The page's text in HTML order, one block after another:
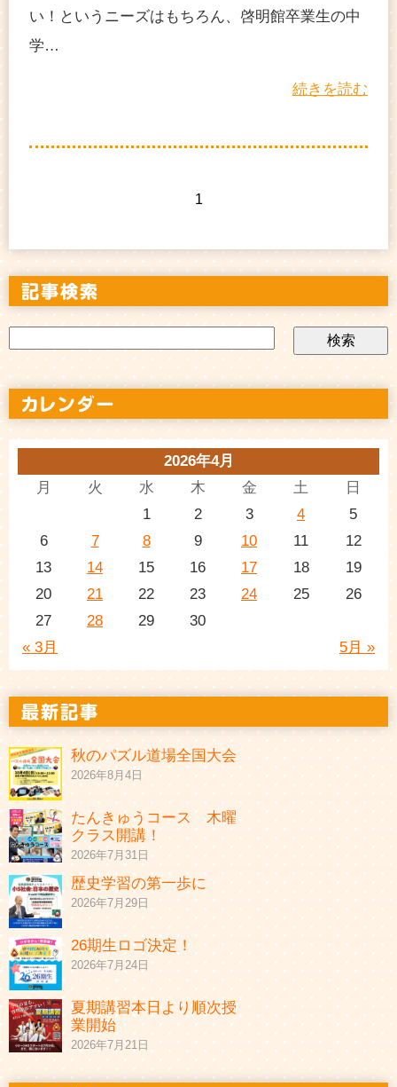
い！というニーズはもちろん、啓明館卒業生の中
学…
続きを読む
1
2026年4月
月
火 水 木 金 土 日
« 3月 5月 »
1 2 3 4
5
6
7 8 9 10 11
12
13
14 15 16 17 18
19
20
21 22 23 24 25
26
27
28 29 30
秋のパズル道場全国大会
2026年8月4日
たんきゅうコース 木曜
クラス開講！
2026年7月31日
歴史学習の第一歩に
2026年7月29日
26期生ロゴ決定！
2026年7月24日
夏期講習本日より順次授
業開始
2026年7月21日